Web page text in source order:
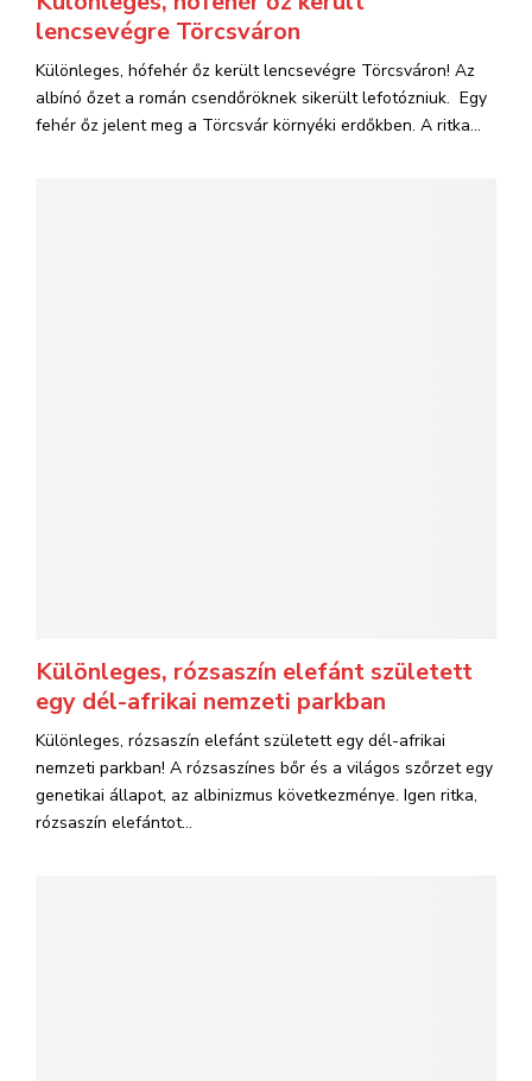
lencsevégre Törcsváron
Különleges, hófehér őz került lencsevégre Törcsváron! Az
albínó őzet a román csendőröknek sikerült lefotózniuk. Egy
fehér őz jelent meg a Törcsvár környéki erdőkben. A ritka...
Különleges, rózsaszín elefánt született
egy dél-afrikai nemzeti parkban
Különleges, rózsaszín elefánt született egy dél-afrikai
nemzeti parkban! A rózsaszínes bőr és a világos szőrzet egy
genetikai állapot, az albinizmus következménye. Igen ritka,
rózsaszín elefántot...